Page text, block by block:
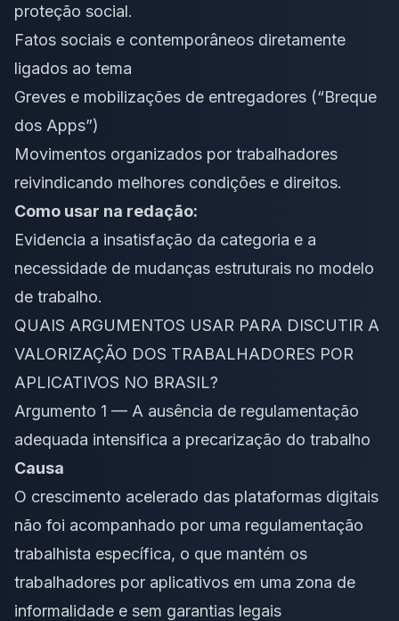
proteção social.
Fatos sociais e contemporâneos diretamente
ligados ao tema
Greves e mobilizações de entregadores (“Breque
dos Apps”)
Movimentos organizados por trabalhadores
reivindicando melhores condições e direitos.
Como usar na redação:
Evidencia a insatisfação da categoria e a
necessidade de mudanças estruturais no modelo
de trabalho.
QUAIS ARGUMENTOS USAR PARA DISCUTIR A
VALORIZAÇÃO DOS TRABALHADORES POR
APLICATIVOS NO BRASIL?
Argumento 1 — A ausência de regulamentação
adequada intensifica a precarização do trabalho
Causa
O crescimento acelerado das plataformas digitais
não foi acompanhado por uma regulamentação
trabalhista específica, o que mantém os
trabalhadores por aplicativos em uma zona de
informalidade e sem garantias legais